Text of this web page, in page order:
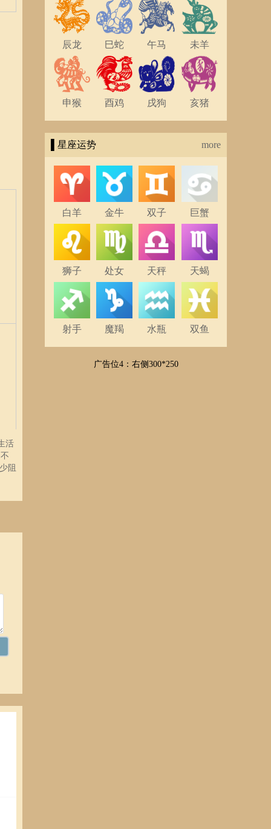
活
阻
辰龙 巳蛇 午马 未羊
申猴 酉鸡 戌狗 亥猪
▌星座运势 more
白羊 金牛 双子 巨蟹
狮子 处女 天秤 天蝎
射手 魔羯 水瓶 双鱼
广告位4：右侧300*250